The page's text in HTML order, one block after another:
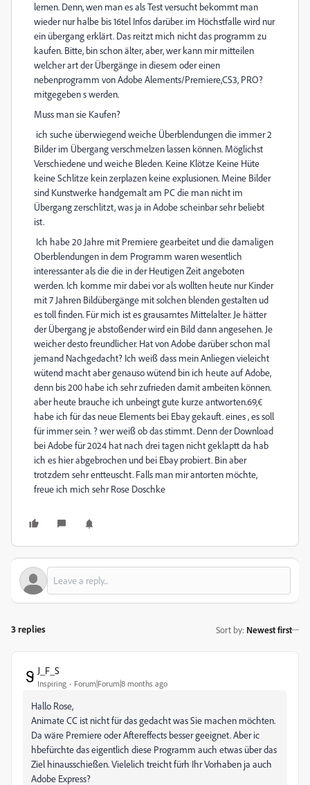
lernen. Denn, wen man es als Test versucht bekommt man
wieder nur halbe bis 16tel Infos darüber. im Höchstfalle wird nur
ein übergang erklärt. Das reitzt mich nicht das programm zu
kaufen. Bitte, bin schon älter, aber, wer kann mir mitteilen
welcher art der Übergänge in diesem oder einen
nebenprogramm von Adobe Alements/Premiere,CS3, PRO?
mitgegeben s werden.
Muss man sie Kaufen?
ich suche überwiegend weiche Überblendungen die immer 2
Bilder im Übergang verschmelzen lassen können. Möglichst
Verschiedene und weiche Bleden. Keine Klötze Keine Hüte
keine Schlitze kein zerplazen keine explusionen. Meine Bilder
sind Kunstwerke handgemalt am PC die man nicht im
Übergang zerschlitzt, was ja in Adobe scheinbar sehr beliebt
ist.
Ich habe 20 Jahre mit Premiere gearbeitet und die damaligen
Oberblendungen in dem Programm waren wesentlich
interessanter als die die in der Heutigen Zeit angeboten
werden. Ich komme mir dabei vor als wollten heute nur Kinder
mit 7 Jahren Bildübergänge mit solchen blenden gestalten ud
es toll finden. Für mich ist es grausamtes Mittelalter. Je hätter
der Übergang je abstoßender wird ein Bild dann angesehen. Je
weicher desto freundlicher. Hat von Adobe darüber schon mal
jemand Nachgedacht? Ich weiß dass mein Anliegen vieleicht
wütend macht aber genauso wütend bin ich heute auf Adobe,
denn bis 200 habe ich sehr zufrieden damit arnbeiten können.
aber heute brauche ich unbeingt gute kurze antworten.69,€
habe ich für das neue Elements bei Ebay gekauft. eines , es soll
für immer sein. ? wer weiß ob das stimmt. Denn der Download
bei Adobe für 2024 hat nach drei tagen nicht geklaptt da hab
ich es hier abgebrochen und bei Ebay probiert. Bin aber
trotzdem sehr entteuscht. Falls man mir antorten möchte,
freue ich mich sehr Rose Doschke
3 replies Sort by: Newest first
J_F_S
Inspiring Forum|Forum|8 months ago
Hallo Rose,
Animate CC ist nicht für das gedacht was Sie machen möchten.
Da wäre Premiere oder Aftereffects besser geeignet. Aber ic
hbefürchte das eigentlich diese Programm auch etwas über das
Ziel hinausschießen. Vielelich treicht fürh Ihr Vorhaben ja auch
Adobe Express?